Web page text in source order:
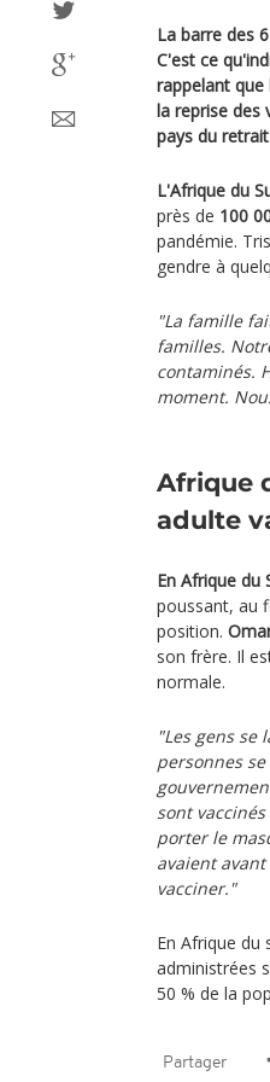
La barre des
C'est ce
rappelant
la reprise des
pays du
L'Afrique du
près de 100
pandémie.
gendre à
"La famille
familles.
contaminés.
moment.
Afrique
adulte
En Afrique du
poussant, au
position.
son frère. Il
normale.
"Les gens se
personnes
sont
porter le
avaient
vacciner."
En Afrique du
administrées
50 % de la
Partager